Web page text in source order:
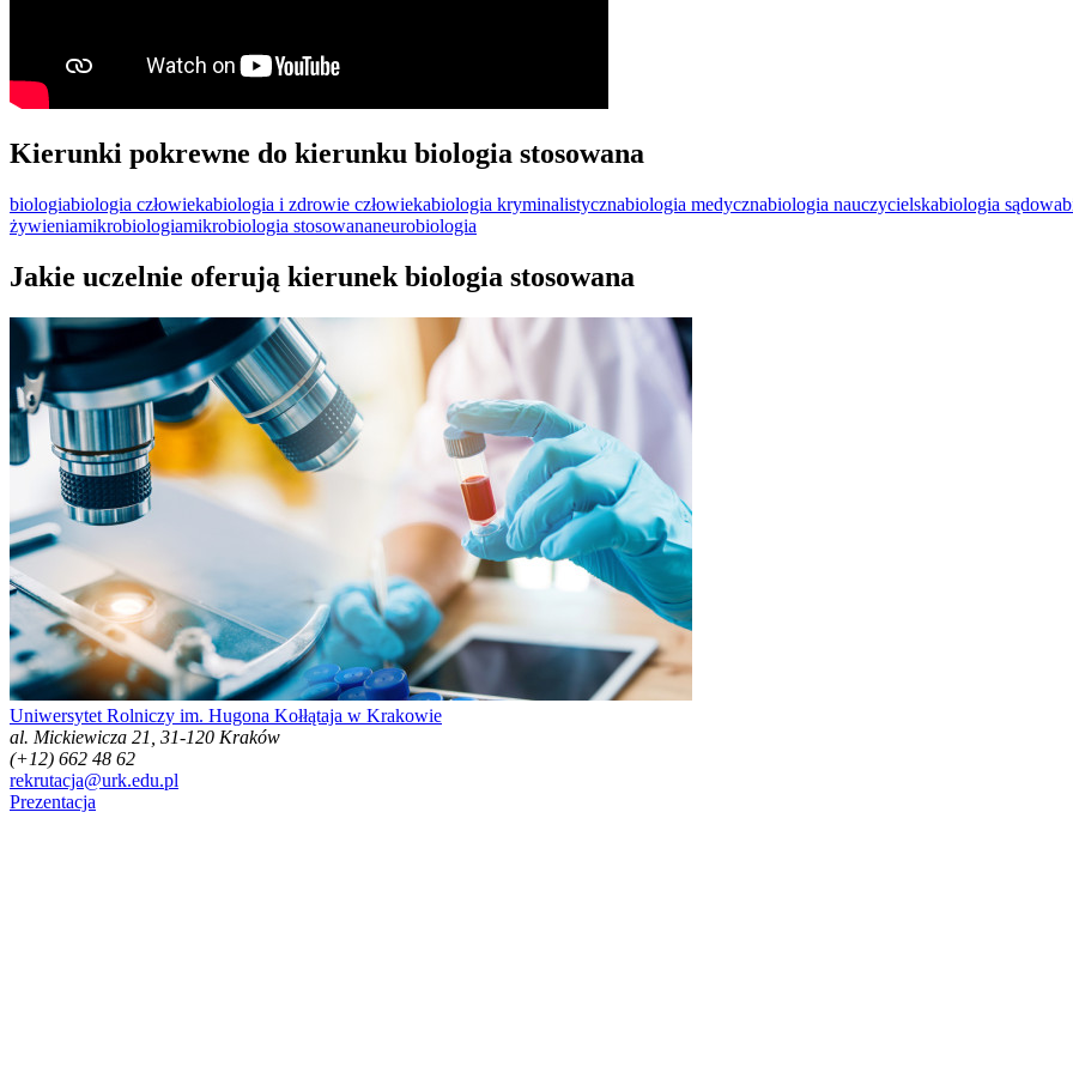
Kierunki pokrewne do kierunku biologia stosowana
biologiabiologia człowiekabiologia i zdrowie człowiekabiologia kryminalistycznabiologia medycznabiologia nauczycielskabiologia sądowa
żywieniamikrobiologiamikrobiologia stosowananeurobiologia
Jakie uczelnie oferują kierunek biologia stosowana
Uniwersytet Rolniczy im. Hugona Kołłątaja w Krakowie
al. Mickiewicza 21, 31-120 Kraków
(+12) 662 48 62
rekrutacja@urk.edu.pl
Prezentacja